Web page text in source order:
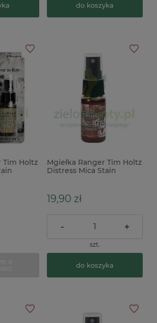
do koszyka
Tim Holtz
Mgiełka Ranger Tim Holtz
Distress Mica Stain
miedziana ruda brązowa
19,90 zł
- +
szt.
do koszyka